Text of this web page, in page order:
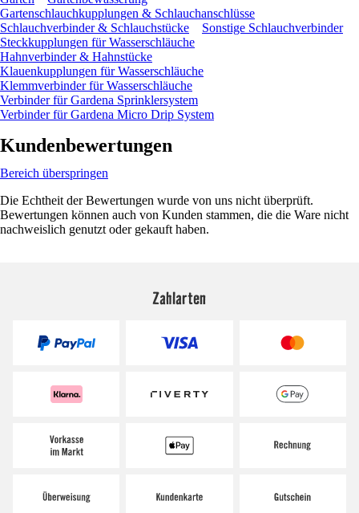
Gartenschlauchkupplungen & Schlauchanschlüsse
Schlauchverbinder & Schlauchstücke
Sonstige Schlauchverbinder
Steckkupplungen für Wasserschläuche
Hahnverbinder & Hahnstücke
Klauenkupplungen für Wasserschläuche
Klemmverbinder für Wasserschläuche
Verbinder für Gardena Sprinklersystem
Verbinder für Gardena Micro Drip System
Kundenbewertungen
Bereich überspringen
Die Echtheit der Bewertungen wurde von uns nicht überprüft.
Bewertungen können auch von Kunden stammen, die die Ware nicht
nachweislich genutzt oder gekauft haben.
Zahlarten